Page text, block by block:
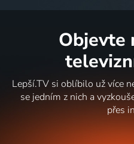
Objevte
Lepší.TV si oblíbilo už více
se jedním z nich a
přes